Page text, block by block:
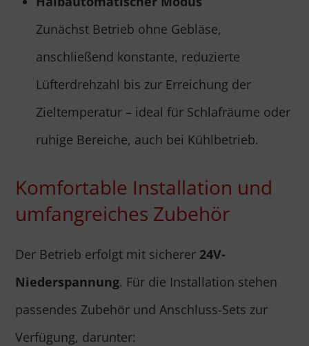
Zunächst Betrieb ohne Gebläse,
anschließend konstante, reduzierte
Lüfterdrehzahl bis zur Erreichung der
Zieltemperatur – ideal für Schlafräume oder
ruhige Bereiche, auch bei Kühlbetrieb.
Komfortable Installation und
umfangreiches Zubehör
Der Betrieb erfolgt mit sicherer 24V-
Niederspannung. Für die Installation stehen
passendes Zubehör und Anschluss-Sets zur
Verfügung, darunter: